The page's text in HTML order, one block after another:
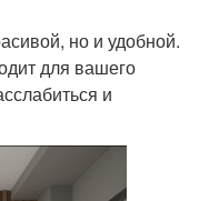
но и удобной.
для вашего
и